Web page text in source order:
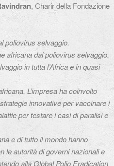
, Charir della Fondazione
poliovirus selvaggio.
africana dal poliovirus selvaggio.
in tutta l’Africa e in quasi
L’impresa ha coinvolto
innovative per vaccinare i
per testare i casi di paralisi e
e di tutto il mondo hanno
le autorità di governi nazionali e
alla Global Polio Eradication